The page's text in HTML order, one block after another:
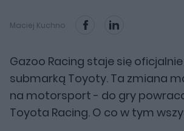
Maciej Kuchno
Gazoo Racing staje się
submarką Toyoty. Ta zmiana
na motorsport - do gry
Toyota Racing. O co w tym